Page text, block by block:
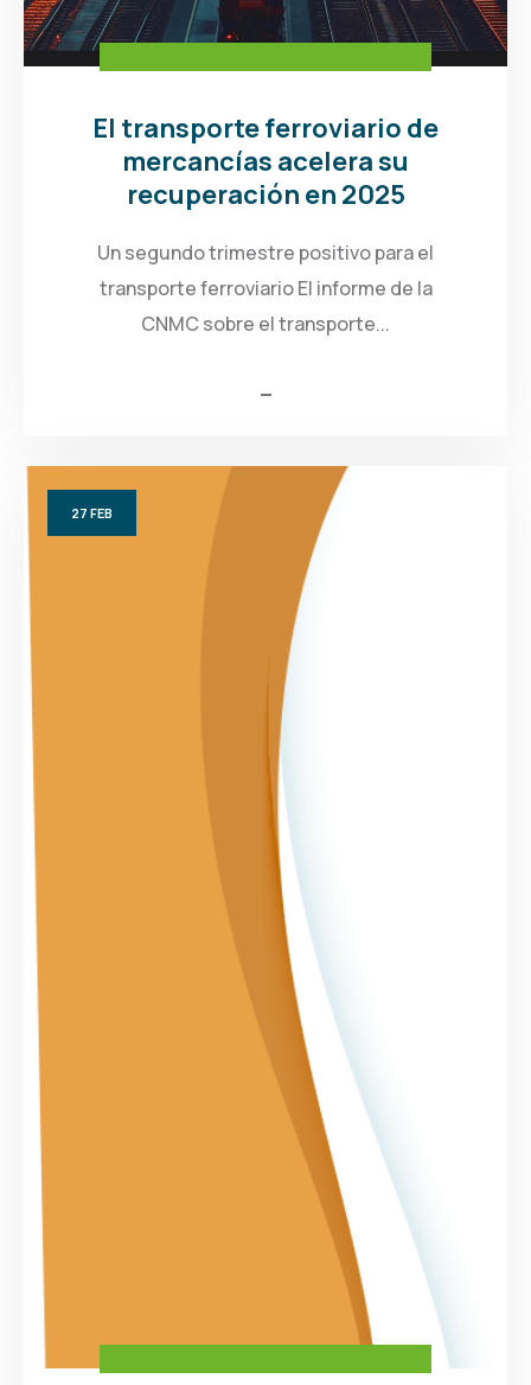
El transporte ferroviario de
mercancías acelera su
recuperación en 2025
Un segundo trimestre positivo para el
transporte ferroviario El informe de la
CNMC sobre el transporte...
27 FEB